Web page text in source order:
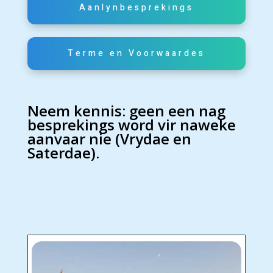
Aanlynbesprekings
Terme en Voorwaardes
Neem kennis: geen een nag
besprekings word vir naweke
aanvaar nie (Vrydae en
Saterdae).